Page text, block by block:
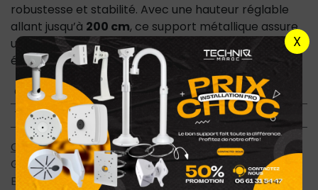
X
robustesse et stabilité. Avec une hauteur réglable
allant jusqu’à 200 cm, ce support métallique assure
une installation optimale, vous offrant une visibilité
élargie et un angle de vue parfait.
Cable Coixial & Accessoires:
Support camera
Types de Supports Caméra
Support mural
Conditions générales
Garantie satisfait ou remboursé de 7 jours
Expédition : 2-4 jours ouvrables